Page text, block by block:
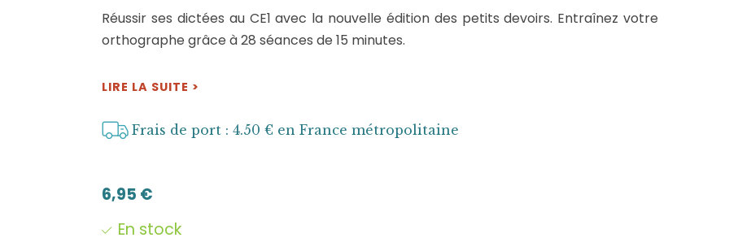
Réussir ses dictées au CE1 avec la nouvelle édition des petits devoirs. Entraînez votre
orthographe grâce à 28 séances de 15 minutes.
LIRE LA SUITE >
Frais de port : 4.50 € en France métropolitaine
6,95 €
En stock